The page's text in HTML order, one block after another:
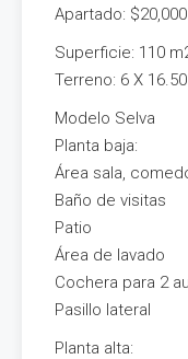
Apartado: $20,000
Superficie: 110
Terreno: 6 X
Modelo Selva
Planta baja:
Área sala,
Baño de visitas
Patio
Área de lavado
Cochera para 2
Pasillo lateral
Planta alta: